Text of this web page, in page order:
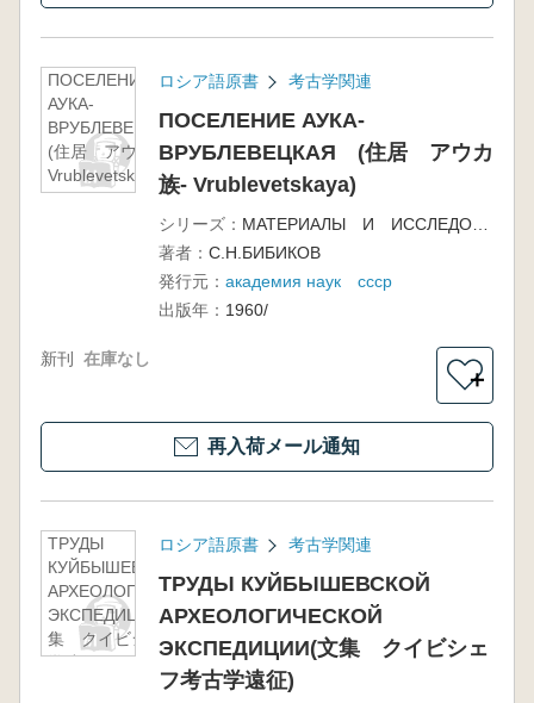
ПОСЕЛЕНИЕ
АУКА-
ВРУБЛЕВЕЦКАЯ
(住居 アウカ族-
Vrublevetskaya)
ロシア語原書 考古学関連
ПОСЕЛЕНИЕ АУКА-
ВРУБЛЕВЕЦКАЯ (住居 アウカ
族- Vrublevetskaya)
シリーズ：
МАТЕРИАЛЫ И ИССЛЕДОВАНИЯ ПО АРХЕОЛОГИИ СССР 38
著者： С.Н.БИБИКОВ
発行元： академия наук ссср
出版年： 1960/
新刊 在庫なし
＋
再入荷メール通知
ТРУДЫ
КУЙБЫШЕВСКОЙ
АРХЕОЛОГИЧЕСКОЙ
ЭКСПЕДИЦИИ(文
集 クイビシェフ考古
学遠征)
ロシア語原書 考古学関連
ТРУДЫ КУЙБЫШЕВСКОЙ
АРХЕОЛОГИЧЕСКОЙ
ЭКСПЕДИЦИИ(文集 クイビシェ
フ考古学遠征)